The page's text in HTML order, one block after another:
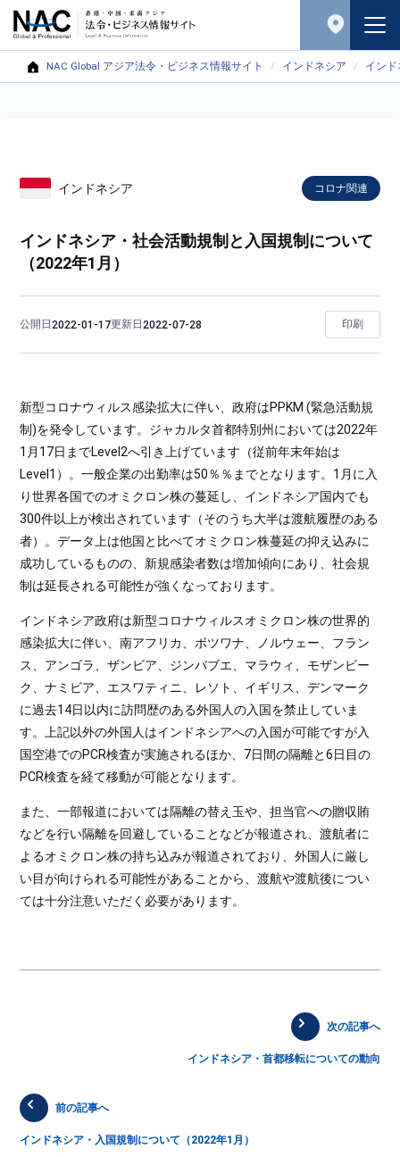
NAC Global アジア法令・ビジネス情報サイト インドネシア イン
インドネシア コロナ関連
インドネシア・社会活動規制と入国規制について
（2022年1月）
公開日2022-01-17更新日2022-07-28 印刷
新型コロナウィルス感染拡大に伴い、政府はPPKM (緊急活動規
制)を発令しています。ジャカルタ首都特別州においては2022年
1月17日までLevel2へ引き上げています（従前年末年始は
Level1）。一般企業の出勤率は50％％までとなります。1月に入
り世界各国でのオミクロン株の蔓延し、インドネシア国内でも
300件以上が検出されています（そのうち大半は渡航履歴のある
者）。データ上は他国と比べてオミクロン株蔓延の抑え込みに
成功しているものの、新規感染者数は増加傾向にあり、社会規
制は延長される可能性が強くなっております。
インドネシア政府は新型コロナウィルスオミクロン株の世界的
感染拡大に伴い、南アフリカ、ボツワナ、ノルウェー、フラン
ス、アンゴラ、ザンビア、ジンバブエ、マラウィ、モザンビー
ク、ナミビア、エスワティニ、レソト、イギリス、デンマーク
に過去14日以内に訪問歴のある外国人の入国を禁止していま
す。上記以外の外国人はインドネシアへの入国が可能ですが入
国空港でのPCR検査が実施されるほか、7日間の隔離と6日目の
PCR検査を経て移動が可能となります。
また、一部報道においては隔離の替え玉や、担当官への贈収賄
などを行い隔離を回避していることなどが報道され、渡航者に
よるオミクロン株の持ち込みが報道されており、外国人に厳し
い目が向けられる可能性があることから、渡航や渡航後につい
ては十分注意いただく必要があります。
次の記事へ
インドネシア・首都移転についての動向
前の記事へ
インドネシア・入国規制について（2022年1月）